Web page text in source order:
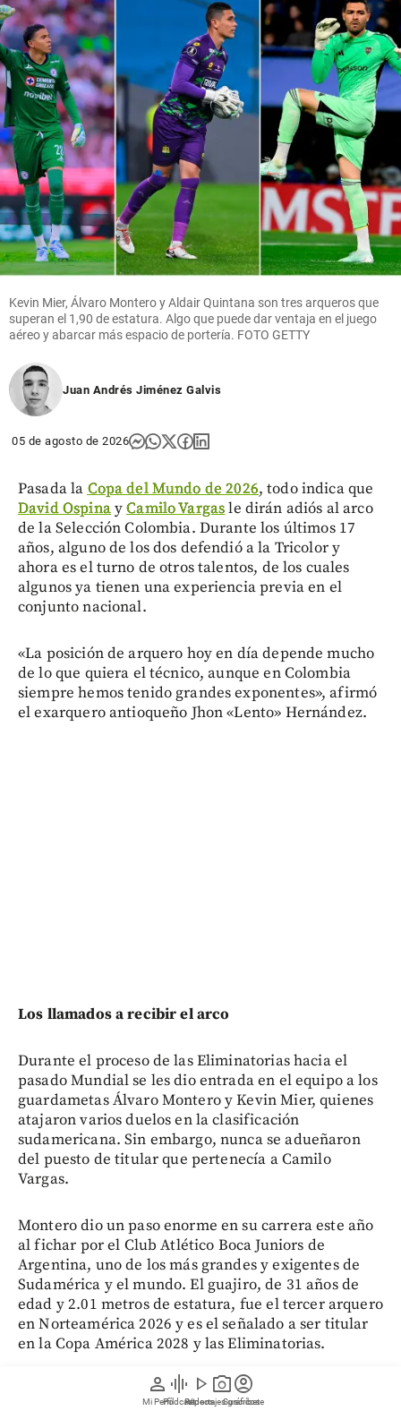
person
Mi Perfil
graphic_eq
Pódcast
play_arrow
Videos
photo_camera
Reportajes gráficos
account_circle
Suscríbete
Kevin Mier, Álvaro Montero y Aldair Quintana son tres arqueros que
superan el 1,90 de estatura. Algo que puede dar ventaja en el juego
aéreo y abarcar más espacio de portería. FOTO GETTY
Juan Andrés Jiménez Galvis
05 de agosto de 2026
Pasada la Copa del Mundo de 2026, todo indica que
David OspinayCamilo Vargasle dirán adiós al arco
de la Selección Colombia. Durante los últimos 17
años, alguno de los dos defendió a la Tricolor y
ahora es el turno de otros talentos, de los cuales
algunos ya tienen una experiencia previa en el
conjunto nacional.
«La posición de arquero hoy en día depende mucho
de lo que quiera el técnico, aunque en Colombia
siempre hemos tenido grandes exponentes», afirmó
el exarquero antioqueño Jhon «Lento» Hernández.
Los llamados a recibir el arco
Durante el proceso de las Eliminatorias hacia el
pasado Mundial se les dio entrada en el equipo a los
guardametas Álvaro Montero y Kevin Mier, quienes
atajaron varios duelos en la clasificación
sudamericana. Sin embargo, nunca se adueñaron
del puesto de titular que pertenecía a Camilo
Vargas.
Montero dio un paso enorme en su carrera este año
al fichar por el Club Atlético Boca Juniors de
Argentina, uno de los más grandes y exigentes de
Sudamérica y el mundo. El guajiro, de 31 años de
edad y 2.01 metros de estatura, fue el tercer arquero
en Norteamérica 2026 y es el señalado a ser titular
en la Copa América 2028 y las Eliminatorias.
“Estar en Boca te exige mucho, siempre tenés que